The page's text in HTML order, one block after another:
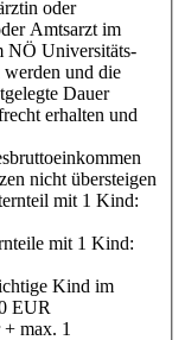
oder
Amtsarzt im
NÖ Universitäts-
und die
Dauer
erhalten und
nicht übersteigen
mit 1 Kind:
mit 1 Kind:
Kind im
EUR
max. 1